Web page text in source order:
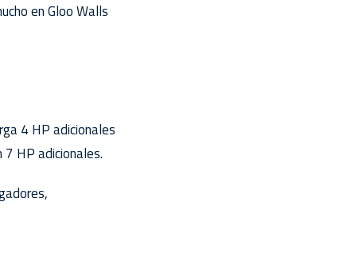
en Gloo Walls
4 HP adicionales
HP adicionales.